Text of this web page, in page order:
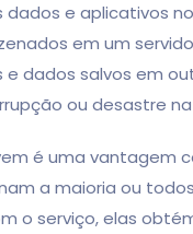
e aplicativos
em um
dados salvos em
ou desastre
é uma vantagem
a maioria ou
o serviço, elas